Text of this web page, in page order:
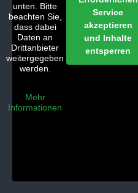
unten. Bitte
beachten Sie,
dass dabei
Daten an
Drittanbieter
weitergegeben
werden.
Mehr
Informationen
Service
akzeptieren
und Inhalte
entsperren